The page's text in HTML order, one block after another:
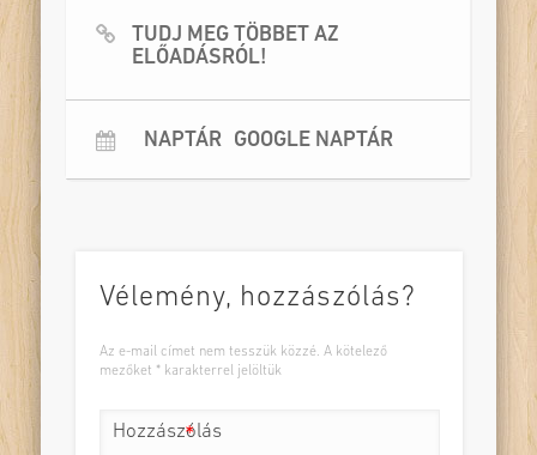
TUDJ MEG TÖBBET AZ
ELŐADÁSRÓL!
NAPTÁR GOOGLE NAPTÁR
Vélemény, hozzászólás?
Az e-mail címet nem tesszük közzé. A kötelező
mezőket * karakterrel jelöltük
Hozzászólás
*